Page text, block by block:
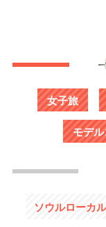
女子旅
モデ
ソウルローカ